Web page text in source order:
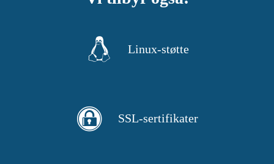
Linux-støtte
SSL-sertifikater